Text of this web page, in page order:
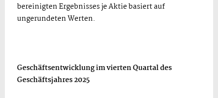
bereinigten Ergebnisses je Aktie basiert auf
ungerundeten Werten.
Geschäftsentwicklung im vierten Quartal des
Geschäftsjahres 2025